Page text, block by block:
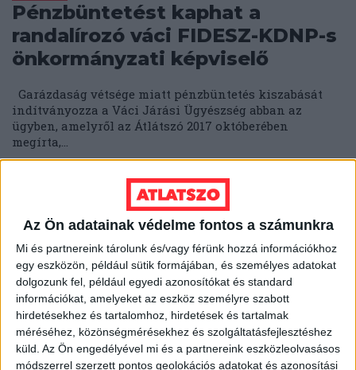
Az Ön adatainak védelme fontos a számunkra
Mi és partnereink tárolunk és/vagy férünk hozzá információkhoz
egy eszközön, például sütik formájában, és személyes adatokat
dolgozunk fel, például egyedi azonosítókat és standard
információkat, amelyeket az eszköz személyre szabott
hirdetésekhez és tartalomhoz, hirdetések és tartalmak
méréséhez, közönségmérésekhez és szolgáltatásfejlesztéshez
küld. Az Ön engedélyével mi és a partnereink eszközleolvasásos
módszerrel szerzett pontos geolokációs adatokat és azonosítási
Pénzbüntetést kaphat a
randalírozó váci FIDESZ-KDNP-s
önkormányzati képviselő
Garázdaság vétsége miatt pénzbüntetés kiszabását
indítványozza a Váci Járási Ügyészség abban az
ügyben, amelyről az Átlátszó 2017 októberében
megírta,...
Kalandos múltú egykori
ifjúszocialistával szövetkezett
Lázár János a SZEVIÉP-ügyben
Már régóta nem csak az érintettek jogos követeléséről
szól a SZEVIÉP építési vállalat felszámolása, hanem
pártpolitikáról, politikusokról, lejáratásról. A...